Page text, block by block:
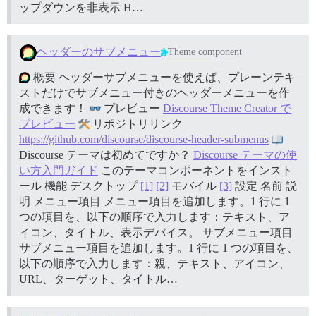
ップダウンを非表示 H…
ヘッダーのサブメニュー Theme component
概要 ヘッダーサブメニューを使えば、プレーンテキ
ストだけでサブメニュー付きのヘッダーメニューを作
成できます！
プレビュー Discourse Theme Creator で
プレビュー
リポジトリリンク
https://github.com/discourse/discourse-header-submenus
Discourse テーマは初めてですか？ Discourse テーマの使
い方入門ガイド このテーマコンポーネントをインスト
ール 機能 デスクトップ [1] [2] モバイル [3] 設定 名前 説
明 メニュー項目 メニュー項目を追加します。1 行に 1
つの項目を、以下の順序で入力します：テキスト、ア
イコン、タイトル、表示デバイス。 サブメニュー項目
サブメニュー項目を追加します。1 行に 1 つの項目を、
以下の順序で入力します：親、テキスト、アイコン、
URL、ターゲット、タイトル…